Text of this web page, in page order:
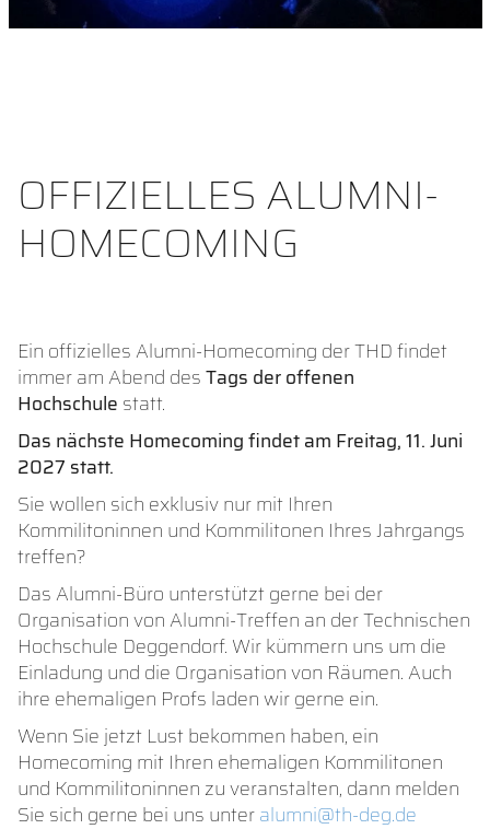
OFFIZIELLES ALUMNI-
HOMECOMING
Ein offizielles Alumni-Homecoming der THD findet
immer am Abend desTags der offenen
Hochschule statt.
Das nächste Homecoming findet am Freitag, 11. Juni
2027 statt.
Sie wollen sich exklusiv nur mit Ihren
Kommilitoninnen und Kommilitonen Ihres Jahrgangs
treffen?
Das Alumni-Büro unterstützt gerne bei der
Organisation von Alumni-Treffen an der Technischen
Hochschule Deggendorf. Wir kümmern uns um die
Einladung und die Organisation von Räumen. Auch
ihre ehemaligen Profs laden wir gerne ein.
Wenn Sie jetzt Lust bekommen haben, ein
Homecoming mit Ihren ehemaligen Kommilitonen
und Kommilitoninnen zu veranstalten, dann melden
Sie sich gerne bei uns unteralumni@th-deg.de